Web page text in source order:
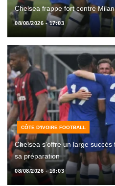
Chelsea frappe fort contre
08/08/2026 - 17:03
CÔTE D'IVOIRE FOOTBALL
Chelsea s’offre un large
sa préparation
08/08/2026 - 16:03